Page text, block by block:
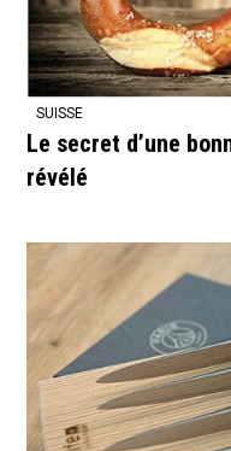
SUISSE
Le secret d’une
révélé